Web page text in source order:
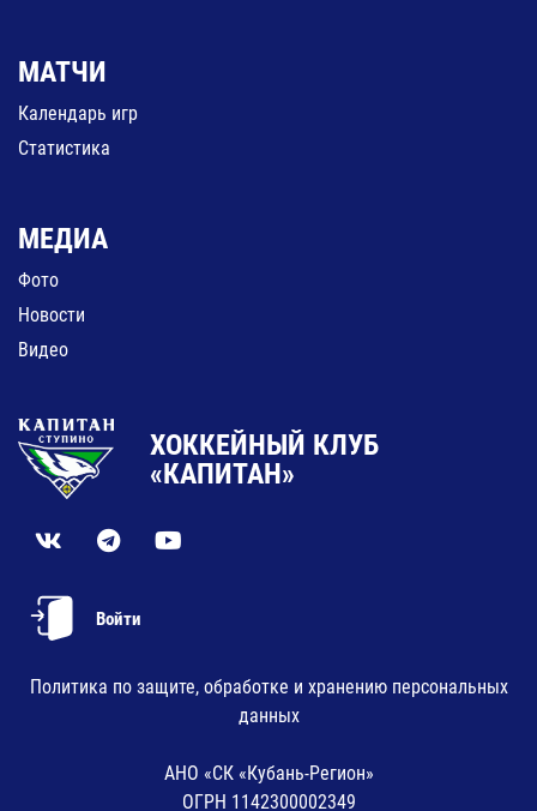
МАТЧИ
Календарь игр
Статистика
МЕДИА
Фото
Новости
Видео
ХОККЕЙНЫЙ КЛУБ
«КАПИТАН»
Войти
Политика по защите, обработке и хранению персональных
данных
АНО «СК «Кубань-Регион»
ОГРН 1142300002349